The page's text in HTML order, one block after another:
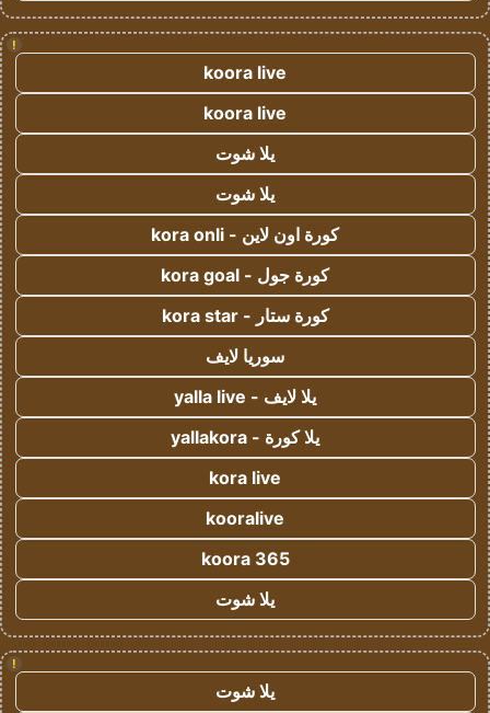
!
koora live
koora live
يلا شوت
يلا شوت
كورة اون لاين - kora onli
كورة جول - kora goal
كورة ستار - kora star
سوريا لايف
يلا لايف - yalla live
يلا كورة - yallakora
kora live
kooralive
koora 365
يلا شوت
!
يلا شوت